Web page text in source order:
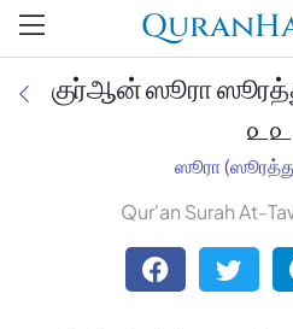
Jan Trust Foundation
Mufti Omar Sheriff Qasimi,
குர்ஆன் ஸூரா
௨௨
ஸூரா
Qur'an Surah At-